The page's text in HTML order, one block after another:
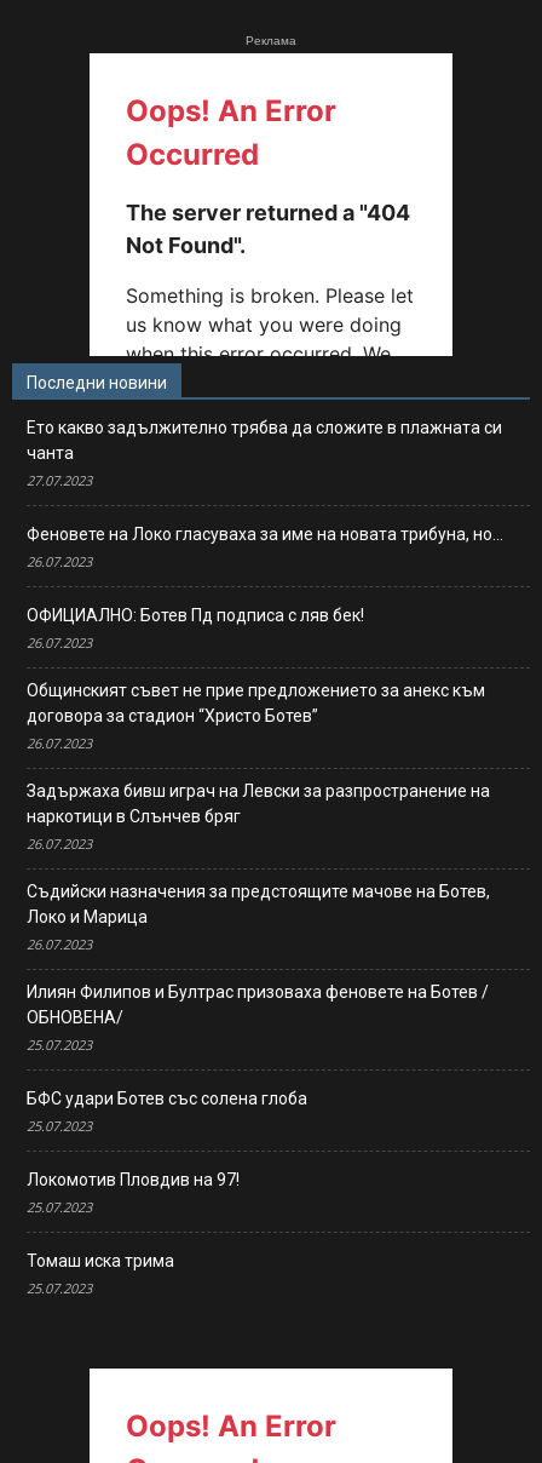
Реклама
Последни новини
Ето какво задължително трябва да сложите в плажната си
чанта
27.07.2023
Феновете на Локо гласуваха за име на новата трибуна, но…
26.07.2023
ОФИЦИАЛНО: Ботев Пд подписа с ляв бек!
26.07.2023
Общинският съвет не прие предложението за анекс към
договора за стадион “Христо Ботев”
26.07.2023
Задържаха бивш играч на Левски за разпространение на
наркотици в Слънчев бряг
26.07.2023
Съдийски назначения за предстоящите мачове на Ботев,
Локо и Марица
26.07.2023
Илиян Филипов и Бултрас призоваха феновете на Ботев /
ОБНОВЕНА/
25.07.2023
БФС удари Ботев със солена глоба
25.07.2023
Локомотив Пловдив на 97!
25.07.2023
Томаш иска трима
25.07.2023